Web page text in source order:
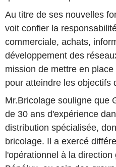
Au titre de ses nouvelles
voit confier la
commerciale, achats,
développement des
mission de mettre en
pour atteindre les objectifs
Mr.Bricolage souligne que
de 30 ans d'expérience
distribution spécialisée,
bricolage. Il a exercé
l'opérationnel à la